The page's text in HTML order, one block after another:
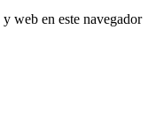
web en este navegador